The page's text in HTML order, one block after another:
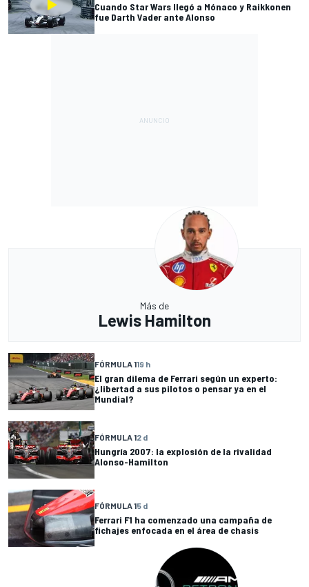
Cuando Star Wars llegó a Mónaco y Raikkonen
fue Darth Vader ante Alonso
Más de
Lewis Hamilton
FÓRMULA 119 h
El gran dilema de Ferrari según un experto:
¿libertad a sus pilotos o pensar ya en el
Mundial?
FÓRMULA 12 d
Hungría 2007: la explosión de la rivalidad
Alonso-Hamilton
FÓRMULA 15 d
Ferrari F1 ha comenzado una campaña de
fichajes enfocada en el área de chasis